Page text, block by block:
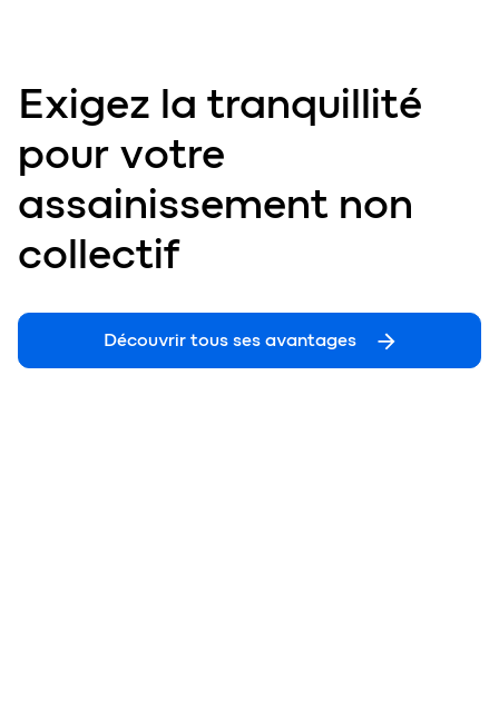
Exigez la tranquillité
pour votre
assainissement non
collectif
Découvrir tous ses avantages